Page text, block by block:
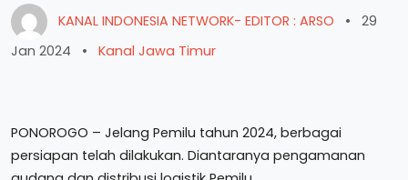
KANAL INDONESIA NETWORK- EDITOR : ARSO •
29
Jan 2024
• Kanal Jawa Timur
PONOROGO – Jelang Pemilu tahun 2024, berbagai
persiapan telah dilakukan. Diantaranya pengamanan